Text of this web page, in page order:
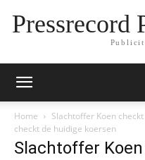
Pressrecord
Home Slachtoffer Koen
checkt de huidige koersen
Slachtoffer